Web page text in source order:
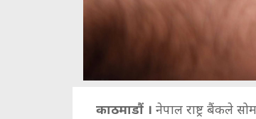
काठमाडौं । नेपाल राष्ट्र बैंकले